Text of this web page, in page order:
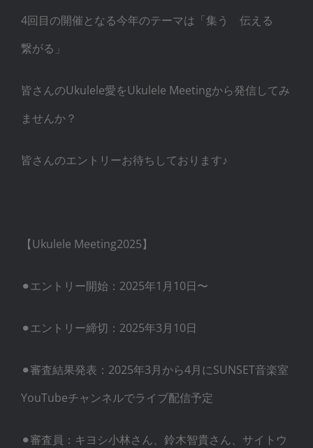
4回目の開催となる今年のテーマは「集う 伝える
繋がる」
皆さんのUkulele愛をUkulele Meetingから発信してみ
ませんか？
皆さんのエントリーお待ちしております♪
【Ukulele Meeting2025】
⚫︎エントリー開始：2025年1月10日〜
⚫︎エントリー締切：2025年3月10日
⚫︎審査結果発表：2025年3月から4月にSUNSET音楽室
YouTubeチャンネルでライブ配信予定
⚫︎審査員：キヨシ小林さん、鈴木智貴さん、サイトウ